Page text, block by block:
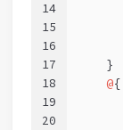
14
15
16
17
18
19
20
    }
@{